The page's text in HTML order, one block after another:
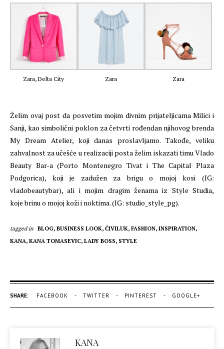
Zara, Delta City Zara Zara
Želim ovaj post da posvetim mojim divnim prijateljicama Milici i
Sanji, kao simbolični poklon za četvrti rođendan njihovog brenda
My Dream Atelier, koji danas proslavljamo. Takođe, veliku
zahvalnost za učešće u realizaciji posta želim iskazati timu Vlado
Beauty Bar-a (Porto Montenegro Tivat i The Capital Plaza
Podgorica), koji je zadužen za brigu o mojoj kosi (IG:
vladobeautybar), ali i mojim dragim ženama iz Style Studia,
koje brinu o mojoj koži i noktima. (IG: studio_style_pg).
tagged in BLOG, BUSINESS LOOK, ČIVILUK, FASHION, INSPIRATION,
KANA, KANA TOMASEVIC, LADY BOSS, STYLE
SHARE: FACEBOOK TWITTER PINTEREST GOOGLE+
KANA